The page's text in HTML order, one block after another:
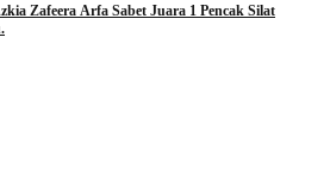
Zafeera Arfa Sabet Juara 1 Pencak Silat